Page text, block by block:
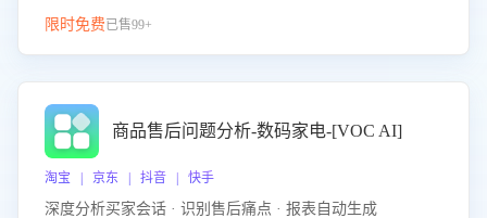
限时免费已售99+
商品售后问题分析-数码家电-[VOC AI]
淘宝 | 京东 | 抖音 | 快手
深度分析买家会话 · 识别售后痛点 · 报表自动生成